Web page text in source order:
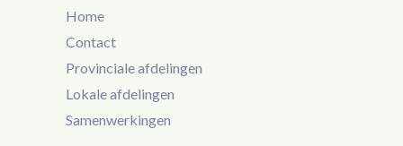
Home
Contact
Provinciale afdelingen
Lokale afdelingen
Samenwerkingen